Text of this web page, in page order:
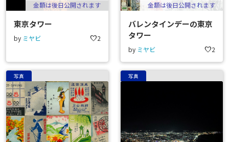
金額は後日公開されます
東京タワー
by ミヤビ favorite2
金額は後日公開されます
バレンタインデーの東京
タワー
by ミヤビ favorite2
写真 写真